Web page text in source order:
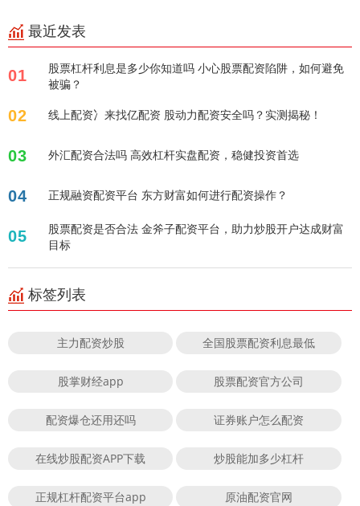
最近发表
01
股票杠杆利息是多少你知道吗 小心股票配资陷阱，如何避免
被骗？
02 线上配资冫来找亿配资 股动力配资安全吗？实测揭秘！
03 外汇配资合法吗 高效杠杆实盘配资，稳健投资首选
04 正规融资配资平台 东方财富如何进行配资操作？
05
股票配资是否合法 金斧子配资平台，助力炒股开户达成财富
目标
标签列表
主力配资炒股 全国股票配资利息最低
股掌财经app 股票配资官方公司
配资爆仓还用还吗 证券账户怎么配资
在线炒股配资APP下载 炒股能加多少杠杆
正规杠杆配资平台app 原油配资官网